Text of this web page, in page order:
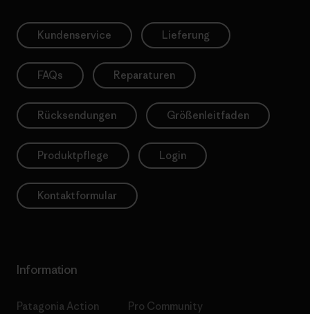
Kundenservice Lieferung
FAQs Reparaturen
Rücksendungen Größenleitfaden
Produktpflege Login
Kontaktformular
Information
Patagonia Action
Pro Community